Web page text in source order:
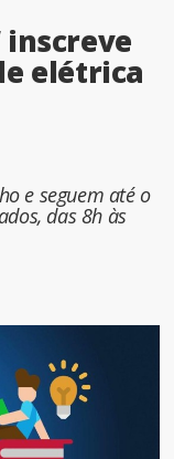
inscreve
elétrica
e seguem até o
das 8h às